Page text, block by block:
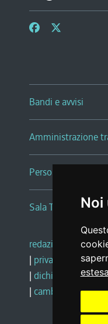
Noi
Bandi e avvisi
Amministrazione
Persone e Uffici
Sala Tiziano
redazione web |
| privacy
social
| dichiarazione di
| cambio